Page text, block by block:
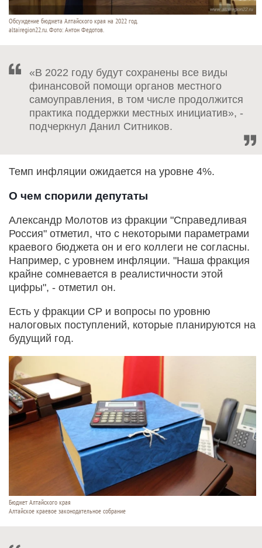
Обсуждение бюджета Алтайского края на 2022 год.
altairegion22.ru. Фото: Антон Федотов.
«В 2022 году будут сохранены все виды
финансовой помощи органов местного
самоуправления, в том числе продолжится
практика поддержки местных инициатив», -
подчеркнул Данил Ситников.
Темп инфляции ожидается на уровне 4%.
О чем спорили депутаты
Александр Молотов из фракции "Справедливая
Россия" отметил, что с некоторыми параметрами
краевого бюджета он и его коллеги не согласны.
Например, с уровнем инфляции. "Наша фракция
крайне сомневается в реалистичности этой
цифры", - отметил он.
Есть у фракции СР и вопросы по уровню
налоговых поступлений, которые планируются на
будущий год.
Бюджет Алтайского края
Алтайское краевое законодательное собрание